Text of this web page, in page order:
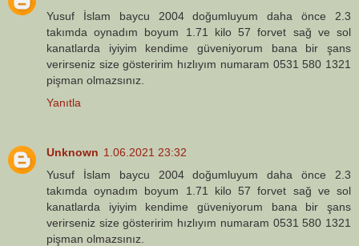
Yusuf İslam baycu 2004 doğumluyum daha önce 2.3
takımda oynadım boyum 1.71 kilo 57 forvet sağ ve sol
kanatlarda iyiyim kendime güveniyorum bana bir şans
verirseniz size gösteririm hızlıyım numaram 0531 580 1321
pişman olmazsınız.
Yanıtla
Unknown 1.06.2021 23:32
Yusuf İslam baycu 2004 doğumluyum daha önce 2.3
takımda oynadım boyum 1.71 kilo 57 forvet sağ ve sol
kanatlarda iyiyim kendime güveniyorum bana bir şans
verirseniz size gösteririm hızlıyım numaram 0531 580 1321
pişman olmazsınız.